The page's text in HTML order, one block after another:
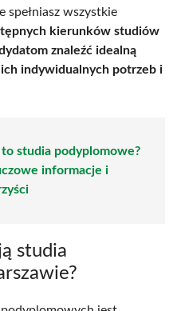
spełniasz wszystkie
kierunków studiów
znaleźć idealną
indywidualnych potrzeb i
to studia podyplomowe?
informacje i
studia